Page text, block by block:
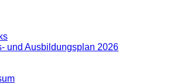
und Ausbildungsplan 2026